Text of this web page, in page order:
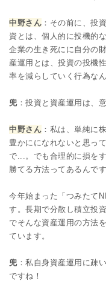
中野さん ：その前に、投
資とは、個人的に投機的
企業の生き死にに自分の
産運用とは、投資の投機
率を減らしていく行為なん
兜：投資と資産運用は、
中野さん ：私は、単純に
豊かにになれないと思っ
で...。でも合理的に損を
勝てる方法ってあるんです
今年始まった「つみたて
す。長期で分散し積立投
でそんな資産運用の方法
ています。
兜：私自身資産運用に疎
ですね！